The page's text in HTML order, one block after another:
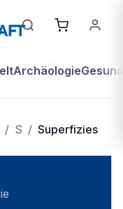
Archäologie
/ S / Superfizies